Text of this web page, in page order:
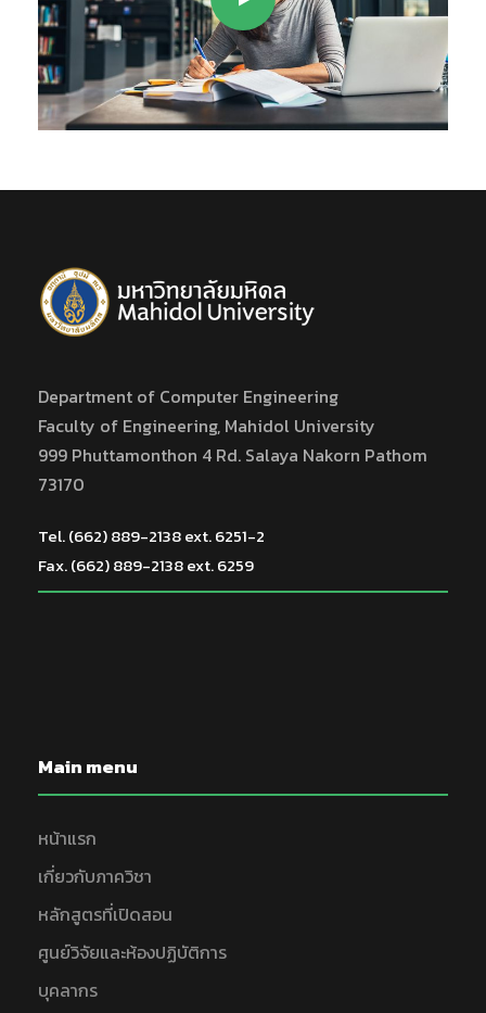
Department of Computer Engineering
Faculty of Engineering, Mahidol University
999 Phuttamonthon 4 Rd. Salaya Nakorn Pathom
73170
Tel. (662) 889-2138 ext. 6251-2
Fax. (662) 889-2138 ext. 6259
Main menu
หน้าแรก
เกี่ยวกับภาควิชา
หลักสูตรที่เปิดสอน
ศูนย์วิจัยและห้องปฏิบัติการ
บุคลากร